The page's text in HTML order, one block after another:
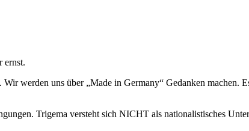
ernst.
werden uns über „Made in Germany“ Gedanken machen.
Trigema versteht sich NICHT als nationalistisches